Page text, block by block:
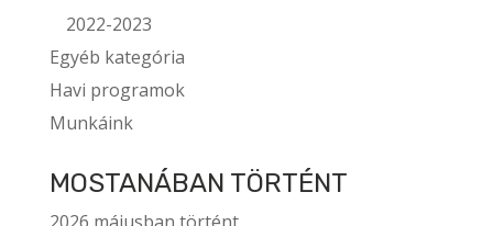
2022-2023
Egyéb kategória
Havi programok
Munkáink
MOSTANÁBAN TÖRTÉNT
2026 májusban történt